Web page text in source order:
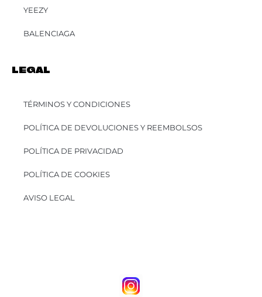
YEEZY
BALENCIAGA
LEGAL
TÉRMINOS Y CONDICIONES
POLÍTICA DE DEVOLUCIONES Y REEMBOLSOS
POLÍTICA DE PRIVACIDAD
POLÍTICA DE COOKIES
AVISO LEGAL